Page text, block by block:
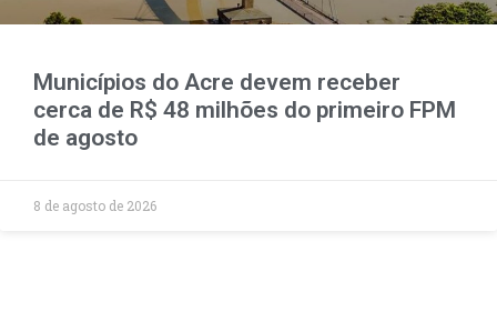
Municípios do Acre devem receber
cerca de R$ 48 milhões do primeiro FPM
de agosto
8 de agosto de 2026